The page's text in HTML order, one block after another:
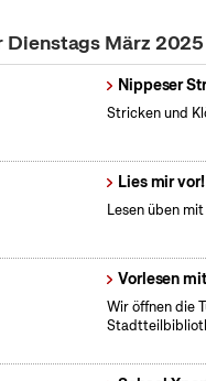
Dienstags März 2025
Nippeser
Stricken und
Lies mir vor!
Lesen üben
Vorlesen
Wir öffnen die